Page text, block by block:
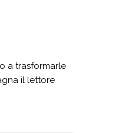
a trasformarle
il lettore